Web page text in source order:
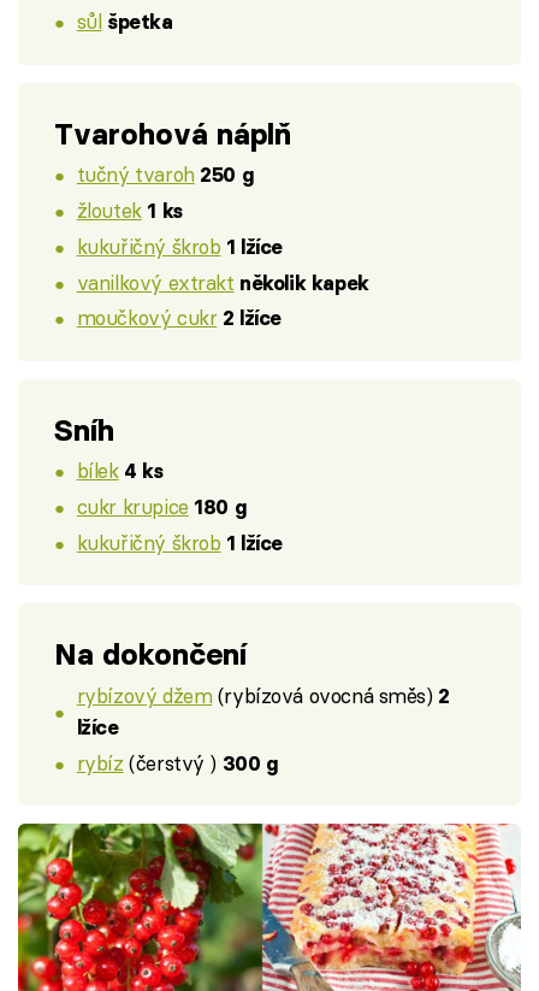
sůl špetka
Tvarohová náplň
tučný tvaroh 250 g
žloutek 1 ks
kukuřičný škrob 1 lžíce
vanilkový extrakt několik kapek
moučkový cukr 2 lžíce
Sníh
bílek 4 ks
cukr krupice 180 g
kukuřičný škrob 1 lžíce
Na dokončení
rybízový džem(rybízová ovocná směs) 2
lžíce
rybíz (čerstvý ) 300 g